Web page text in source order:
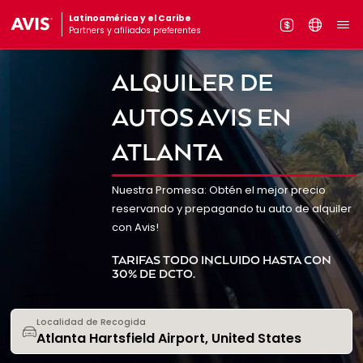
Latinoamérica y el Caribe
Partners y afiliados preferentes
ALQUILER DE
AUTOS AVIS EN
ATLANTA
Nuestra Promesa: Obtén el mejor precio
reservando y prepagando tu auto de alquiler
con Avis!
TARIFAS TODO INCLUIDO HASTA CON
30% DE DCTO.
Localidad de Recogida